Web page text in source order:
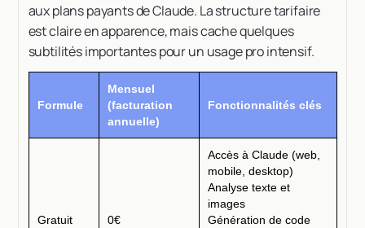
aux plans payants de Claude. La structure tarifaire
est claire en apparence, mais cache quelques
subtilités importantes pour un usage pro intensif.
Formule
Mensuel
(facturation
annuelle)
Fonctionnalités clés
Gratuit 0€
Accès à Claude (web,
mobile, desktop)
Analyse texte et
images
Génération de code